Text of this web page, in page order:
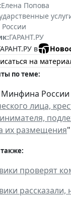
Елена Попова
ГАРАНТ.РУ
в
на
по теме:
России
лица,
их размещения"
проверят